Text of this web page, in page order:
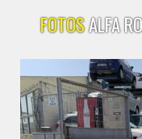
FOTOSALFA